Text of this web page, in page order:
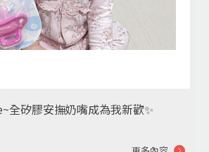
全矽膠安撫奶嘴成為我新歡✨